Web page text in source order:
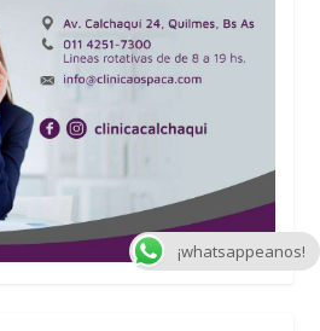
¡whatsappeanos!